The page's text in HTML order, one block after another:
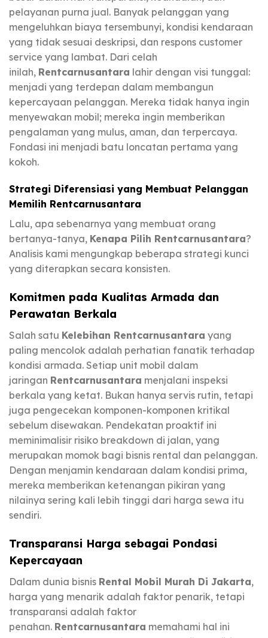
pelayanan purna jual. Banyak pelanggan yang
mengeluhkan biaya tersembunyi, kondisi kendaraan
yang tidak sesuai deskripsi, dan respons customer
service yang lambat. Dari celah
inilah, Rentcarnusantara lahir dengan visi tunggal:
menjadi yang terdepan dalam membangun
kepercayaan pelanggan. Mereka tidak hanya ingin
menyewakan mobil; mereka ingin memberikan
pengalaman yang mulus, aman, dan terpercaya.
Fondasi ini menjadi batu loncatan pertama yang
kokoh.
Strategi Diferensiasi yang Membuat Pelanggan
Memilih Rentcarnusantara
Lalu, apa sebenarnya yang membuat orang
bertanya-tanya, Kenapa Pilih Rentcarnusantara?
Analisis kami mengungkap beberapa strategi kunci
yang diterapkan secara konsisten.
Komitmen pada Kualitas Armada dan
Perawatan Berkala
Salah satu Kelebihan Rentcarnusantara yang
paling mencolok adalah perhatian fanatik terhadap
kondisi armada. Setiap unit mobil dalam
jaringan Rentcarnusantara menjalani inspeksi
berkala yang ketat. Bukan hanya servis rutin, tetapi
juga pengecekan komponen-komponen kritikal
sebelum disewakan. Pendekatan proaktif ini
meminimalisir risiko breakdown di jalan, yang
merupakan momok bagi bisnis rental dan pelanggan.
Dengan menjamin kendaraan dalam kondisi prima,
mereka memberikan ketenangan pikiran yang
nilainya sering kali lebih tinggi dari harga sewa itu
sendiri.
Transparansi Harga sebagai Pondasi
Kepercayaan
Dalam dunia bisnis Rental Mobil Murah Di Jakarta,
harga yang menarik adalah faktor penarik, tetapi
transparansi adalah faktor
penahan. Rentcarnusantara memahami hal ini